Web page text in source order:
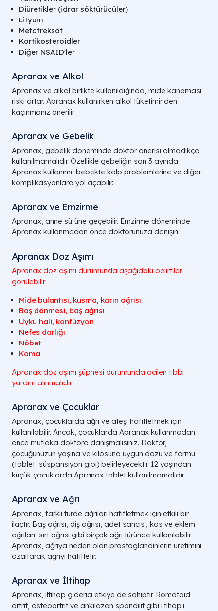
Diüretikler (idrar söktürücüler)
Lityum
Metotreksat
Kortikosteroidler
Diğer NSAID'ler
Apranax ve Alkol
Apranax ve alkol birlikte kullanıldığında, mide kanaması
riski artar. Apranax kullanırken alkol tüketiminden
kaçınmanız önerilir.
Apranax ve Gebelik
Apranax, gebelik döneminde doktor önerisi olmadıkça
kullanılmamalıdır. Özellikle gebeliğin son 3 ayında
Apranax kullanımı, bebekte kalp problemlerine ve diğer
komplikasyonlara yol açabilir.
Apranax ve Emzirme
Apranax, anne sütüne geçebilir. Emzirme döneminde
Apranax kullanmadan önce doktorunuza danışın.
Apranax Doz Aşımı
Apranax doz aşımı durumunda aşağıdaki belirtiler
görülebilir:
Mide bulantısı, kusma, karın ağrısı
Baş dönmesi, baş ağrısı
Uyku hali, konfüzyon
Nefes darlığı
Nöbet
Koma
Apranax doz aşımı şüphesi durumunda acilen tıbbi
yardım alınmalıdır.
Apranax ve Çocuklar
Apranax, çocuklarda ağrı ve ateşi hafifletmek için
kullanılabilir. Ancak, çocuklarda Apranax kullanmadan
önce mutlaka doktora danışmalısınız. Doktor,
çocuğunuzun yaşına ve kilosuna uygun dozu ve formu
(tablet, süspansiyon gibi) belirleyecektir. 12 yaşından
küçük çocuklarda Apranax tablet kullanılmamalıdır.
Apranax ve Ağrı
Apranax, farklı türde ağrıları hafifletmek için etkili bir
ilaçtır. Baş ağrısı, diş ağrısı, adet sancısı, kas ve eklem
ağrıları, sırt ağrısı gibi birçok ağrı türünde kullanılabilir.
Apranax, ağrıya neden olan prostaglandinlerin üretimini
azaltarak ağrıyı hafifletir.
Apranax ve İltihap
Apranax, iltihap giderici etkiye de sahiptir. Romatoid
artrit, osteoartrit ve ankilozan spondilit gibi iltihaplı